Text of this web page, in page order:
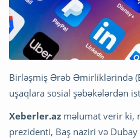
Birləşmiş Ərəb Əmirliklərində
uşaqlara sosial şəbəkələrdən
Xeberler.az məlumat verir ki,
prezidenti, Baş naziri və